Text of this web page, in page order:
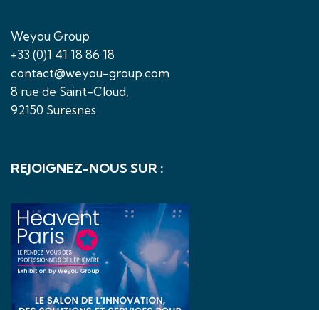
Weyou Group
+33 (0)1 41 18 86 18
contact@weyou-group.com
8 rue de Saint-Cloud,
92150 Suresnes
REJOIGNEZ-NOUS SUR :